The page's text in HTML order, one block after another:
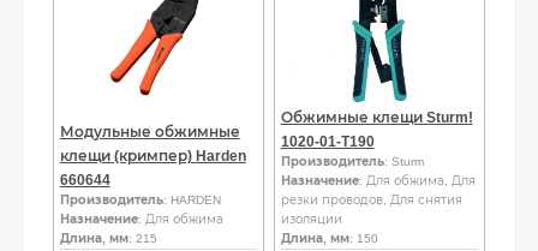
Модульные обжимные
клещи (кримпер) Harden
660644
Производитель: HARDEN
Назначение: Для обжима
Длина, мм: 215
Обжимные клещи Sturm!
1020-01-T190
Производитель: Sturm
Назначение: Для обжима, Для
резки проводов, Для снятия
изоляции
Длина, мм: 150